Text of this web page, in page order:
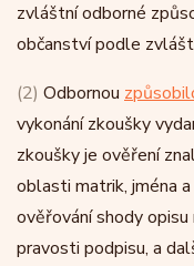
zvláštní odborné
občanství podle
(2) Odbornou
vykonání zkoušky
zkoušky je ověření
oblasti matrik, jména
ověřování shody
pravosti podpisu, a